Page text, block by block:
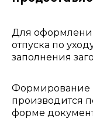
Для
отпуска по
заполнения
Формирование
производится
форме